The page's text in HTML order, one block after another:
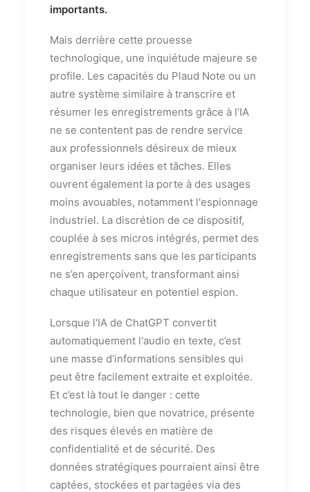
importants.
Mais derrière cette prouesse
technologique, une inquiétude majeure se
profile. Les capacités du Plaud Note ou un
autre système similaire à transcrire et
résumer les enregistrements grâce à l’IA
ne se contentent pas de rendre service
aux professionnels désireux de mieux
organiser leurs idées et tâches. Elles
ouvrent également la porte à des usages
moins avouables, notamment l'espionnage
industriel. La discrétion de ce dispositif,
couplée à ses micros intégrés, permet des
enregistrements sans que les participants
ne s’en aperçoivent, transformant ainsi
chaque utilisateur en potentiel espion.
Lorsque l'IA de ChatGPT convertit
automatiquement l'audio en texte, c’est
une masse d’informations sensibles qui
peut être facilement extraite et exploitée.
Et c’est là tout le danger : cette
technologie, bien que novatrice, présente
des risques élevés en matière de
confidentialité et de sécurité. Des
données stratégiques pourraient ainsi être
captées, stockées et partagées via des